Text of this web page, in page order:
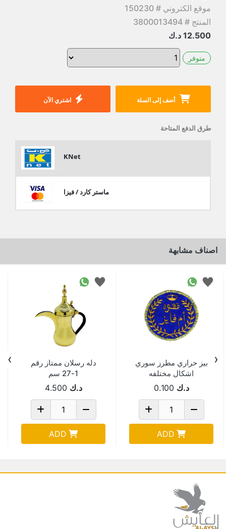
موقع الكتروني # 150230
المنتج # 3800013494
12.500 د.ك
متوفر
أضف إلى السلة اشتري الآن
طرق الدفع المتاحة
KNet
ماستر كارد / فيزا
اصناف مشابهة
بيز حراري مطرز سوري
اشكال مختلفه
د.ك 0.100
ADD
دله رسلان ممتاز رقم
1-27 سم
د.ك 4.500
ADD
‹
›